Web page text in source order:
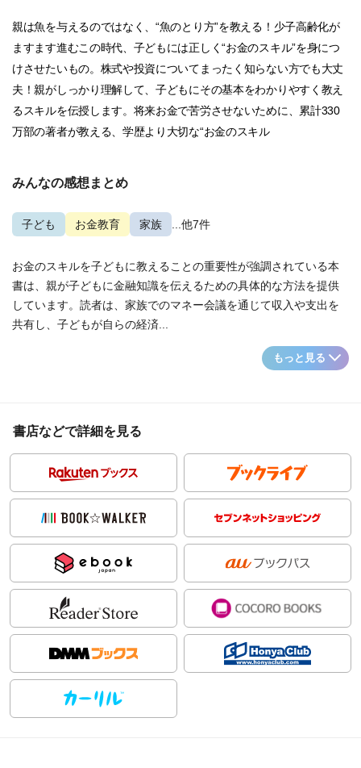
親は魚を与えるのではなく、“魚のとり方”を教える！少子高齢化が
ますます進むこの時代、子どもには正しく“お金のスキル”を身につ
けさせたいもの。株式や投資についてまったく知らない方でも大丈
夫！親がしっかり理解して、子どもにその基本をわかりやすく教え
るスキルを伝授します。将来お金で苦労させないために、累計330
万部の著者が教える、学歴より大切な“お金のスキル
みんなの感想まとめ
子ども お金教育 家族 ...他7件
お金のスキルを子どもに教えることの重要性が強調されている本
書は、親が子どもに金融知識を伝えるための具体的な方法を提供
しています。読者は、家族でのマネー会議を通じて収入や支出を
共有し、子どもが自らの経済...
もっと見る
書店などで詳細を見る